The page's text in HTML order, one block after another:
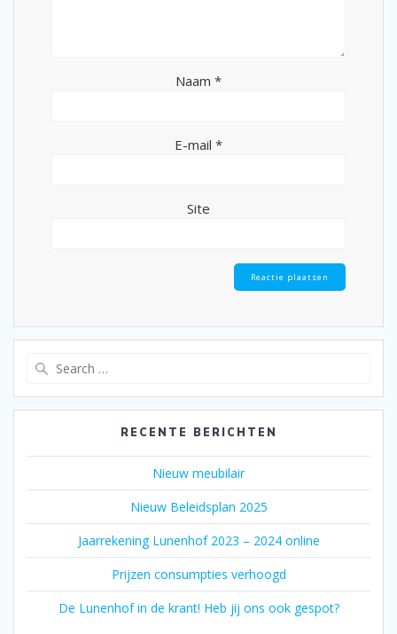
Naam *
E-mail *
Site
RECENTE BERICHTEN
Nieuw meubilair
Nieuw Beleidsplan 2025
Jaarrekening Lunenhof 2023 – 2024 online
Prijzen consumpties verhoogd
De Lunenhof in de krant! Heb jij ons ook gespot?